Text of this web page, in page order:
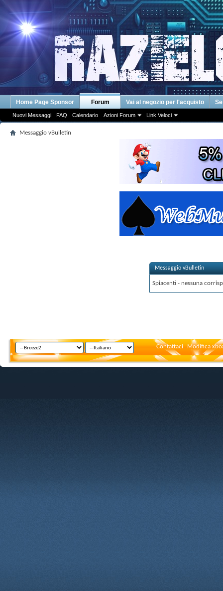
Home Page Sponsor Forum
Nuovi Messaggi FAQ Calendario Azioni Forum Link Veloci
Vai al negozio per l'acquisto
Messaggio vBulletin
Messaggio vBulletin
Spiacenti - nessuna
Contattaci Modifica